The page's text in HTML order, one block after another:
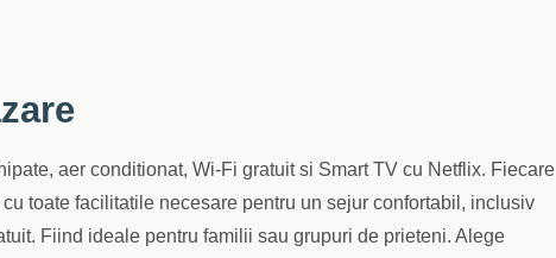
aer conditionat, Wi-Fi gratuit si Smart TV cu Netflix. Fiecare
toate facilitatile necesare pentru un sejur confortabil, inclusiv
Fiind ideale pentru familii sau grupuri de prieteni. Alege